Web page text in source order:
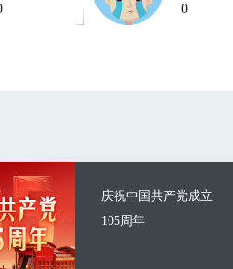
0
庆祝中国共产党成立
105周年